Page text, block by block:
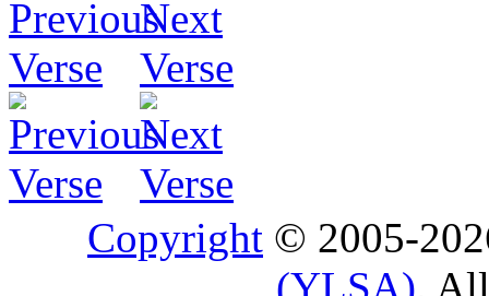
Copyright © 2005-
(YLSA).